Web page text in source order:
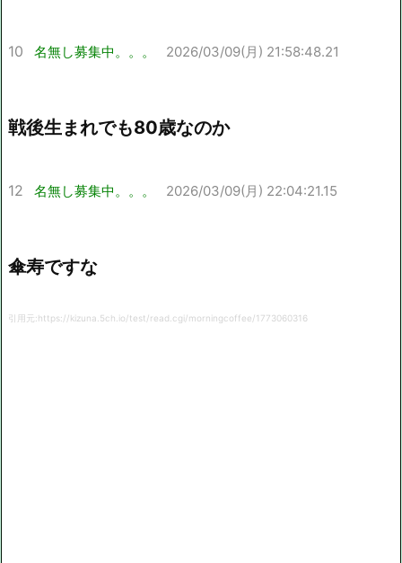
10 名無し募集中。。。 2026/03/09(月) 21:58:48.21
戦後生まれでも80歳なのか
12 名無し募集中。。。 2026/03/09(月) 22:04:21.15
傘寿ですな
引用元:https://kizuna.5ch.io/test/read.cgi/morningcoffee/1773060316